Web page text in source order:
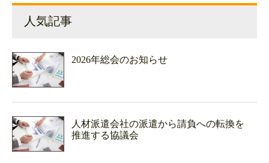
人気記事
2026年総会のお知らせ
人材派遣会社の派遣から請負への転換を
推進する協議会